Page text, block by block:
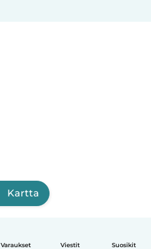
Varaukset Viestit Suosikit
Kartta